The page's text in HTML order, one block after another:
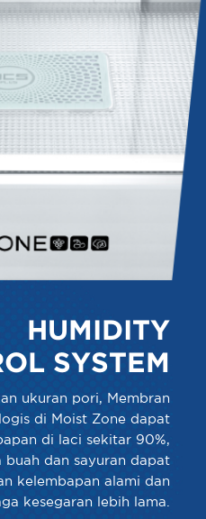
HUMIDITY
SYSTEM
ukuran pori, Membran
di Moist Zone dapat
di laci sekitar 90%,
buah dan sayuran dapat
kelembapan alami dan
kesegaran lebih lama.